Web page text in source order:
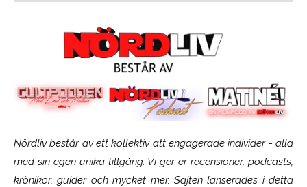
Nördliv består av ett kollektiv att engagerade individer - alla
med sin egen unika tillgång. Vi ger er recensioner, podcasts,
krönikor, guider och mycket mer. Sajten lanserades i detta